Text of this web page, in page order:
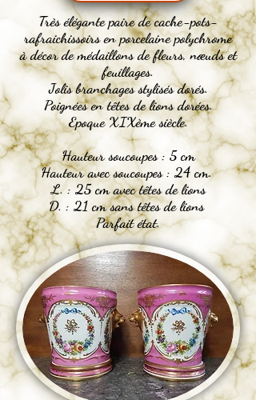
Très élégante paire decache-pots-
rafraichissoirs enporcelaine polychrome
à décor de médaillons de fleurs,nœudset
feuillages.
Jolis branchages stylisés dorés.
Poignées en têtes de lionsdorées.
Epoque XIXème siècle.
Hauteur soucoupes : 5 cm
Hauteur avec soucoupes : 24 cm.
L. : 25 cm avec têtes de lions
D. : 21 cm sans têtes de lions
Parfait état.